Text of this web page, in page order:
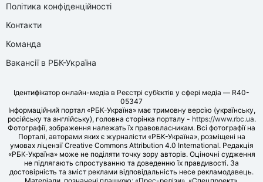
Політика конфіденційності
Контакти
Команда
Вакансії в РБК-Україна
Ідентифікатор онлайн-медіа в Реєстрі суб’єктів у сфері медіа — R40-
05347
Інформаційний портал «РБК-Україна» має тримовну версію (українську,
російську та англійську), головна сторінка порталу - https://www.rbc.ua.
Фотографії, зображення належать їх правовласникам. Всі фотографії на
Порталі, авторами яких є журналісти «РБК-Україна», розміщені на
умовах ліцензії Creative Commons Attribution 4.0 International. Редакція
«РБК-Україна» може не поділяти точку зору авторів. Оціночні судження
не підлягають спростуванню та доведенню їх правдивості. За
достовірність та зміст реклами відповідальність несе рекламодавець.